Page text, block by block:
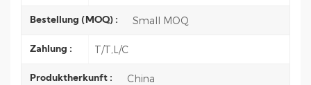
Bestellung (MOQ) : Small MOQ
Zahlung : T/T,L/C
Produktherkunft : China